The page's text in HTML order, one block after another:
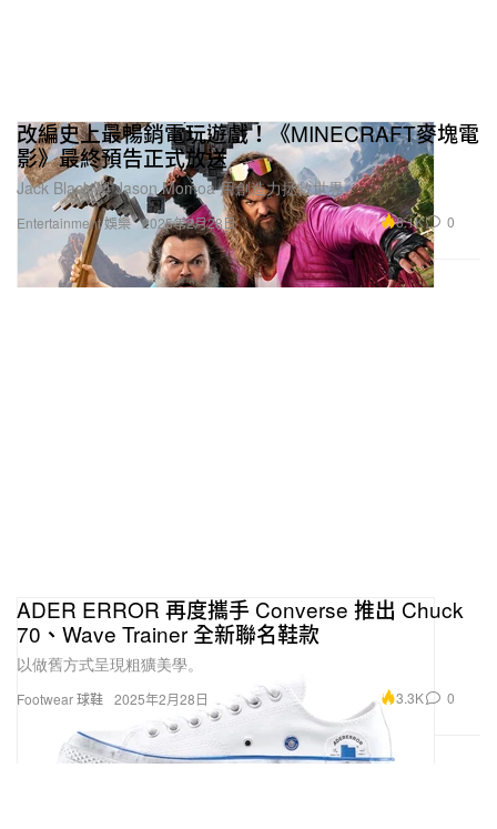
Entertainment 娛樂
改編史上最暢銷電玩遊戲！《MINECRAFT麥塊電
影》最終預告正式放送
Jack Black 與 Jason Momoa 用創造力拯救世界。
2025年2月28日 8.1K 0
Footwear 球鞋
ADER ERROR 再度攜手 Converse 推出 Chuck
70、Wave Trainer 全新聯名鞋款
以做舊方式呈現粗獷美學。
2025年2月28日 3.3K 0